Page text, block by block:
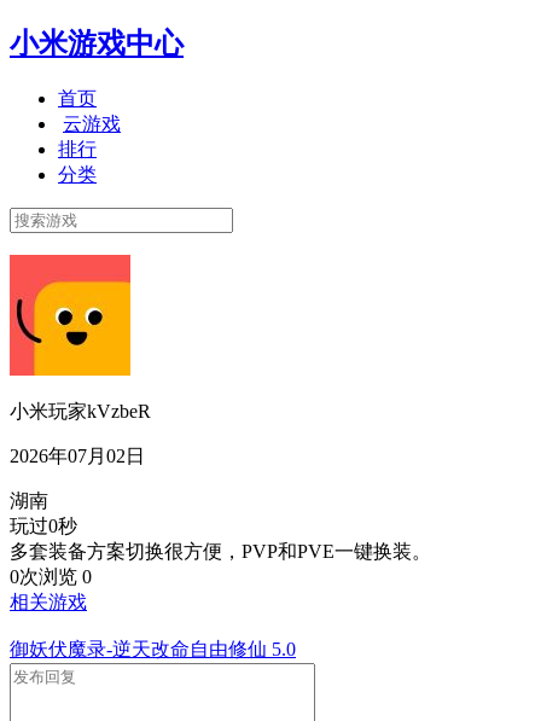
小米游戏中心
首页
云游戏
排行
分类
小米玩家kVzbeR
2026年07月02日
湖南
玩过0秒
多套装备方案切换很方便，PVP和PVE一键换装。
0次浏览 0
相关游戏
御妖伏魔录-逆天改命自由修仙 5.0